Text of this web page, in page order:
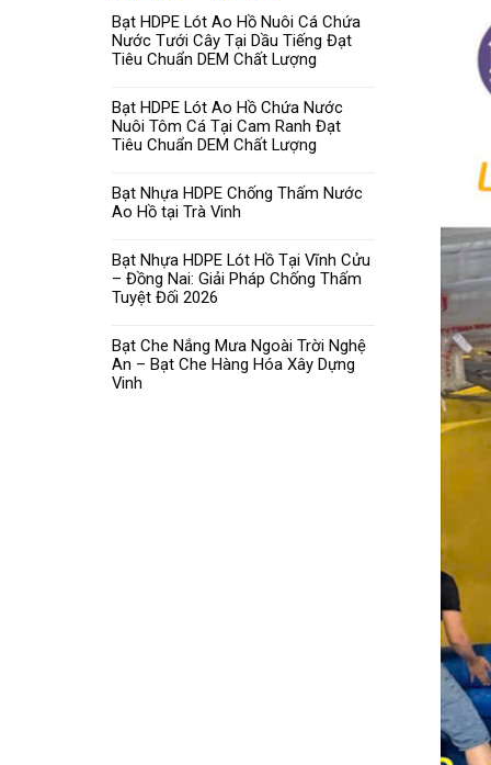
Bạt HDPE Lót Ao Hồ Nuôi Cá Chứa
Nước Tưới Cây Tại Dầu Tiếng Đạt
Tiêu Chuẩn DEM Chất Lượng
Bạt HDPE Lót Ao Hồ Chứa Nước
Nuôi Tôm Cá Tại Cam Ranh Đạt
Tiêu Chuẩn DEM Chất Lượng
Bạt Nhựa HDPE Chống Thấm Nước
Ao Hồ tại Trà Vinh
Bạt Nhựa HDPE Lót Hồ Tại Vĩnh Cửu
– Đồng Nai: Giải Pháp Chống Thấm
Tuyệt Đối 2026
Bạt Che Nắng Mưa Ngoài Trời Nghệ
An – Bạt Che Hàng Hóa Xây Dựng
Vinh